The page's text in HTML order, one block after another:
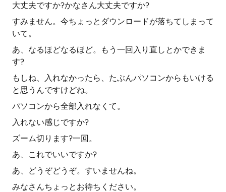
大丈夫ですか?かなさん大丈夫ですか?
すみません。今ちょっとダウンロードが落ちてしまって
いて。
あ、なるほどなるほど。もう一回入り直しとかできま
す?
もしね、入れなかったら、たぶんパソコンからもいける
と思うんですけどね。
パソコンから全部入れなくて。
入れない感じですか?
ズーム切ります?一回。
あ、これでいいですか?
あ、どうぞどうぞ。すいませんね。
みなさんちょっとお待ちください。